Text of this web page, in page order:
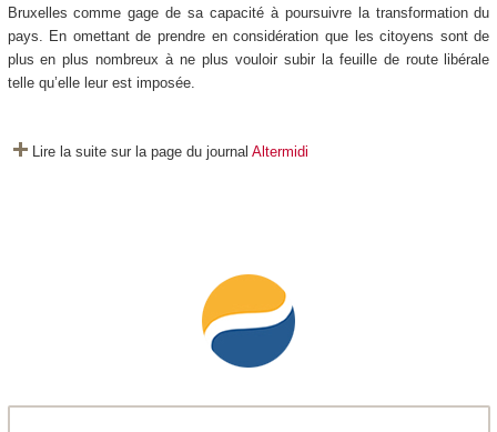
Bruxelles comme gage de sa capacité à poursuivre la transformation du
pays. En omettant de prendre en considération que les citoyens sont de
plus en plus nombreux à ne plus vouloir subir la feuille de route libérale
telle qu’elle leur est imposée.
Lire la suite sur la page du journal Altermidi